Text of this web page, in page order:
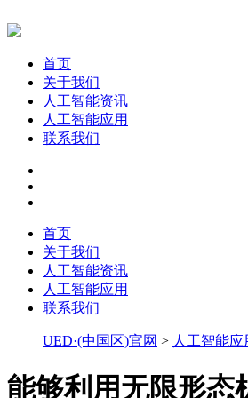
首页
关于我们
人工智能资讯
人工智能应用
联系我们
首页
关于我们
人工智能资讯
人工智能应用
联系我们
UED·(中国区)官网 > 人工智能应
能够利用无限形态